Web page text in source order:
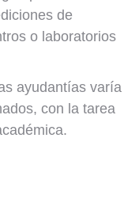
de
o laboratorios
ayudantías varía
con la tarea